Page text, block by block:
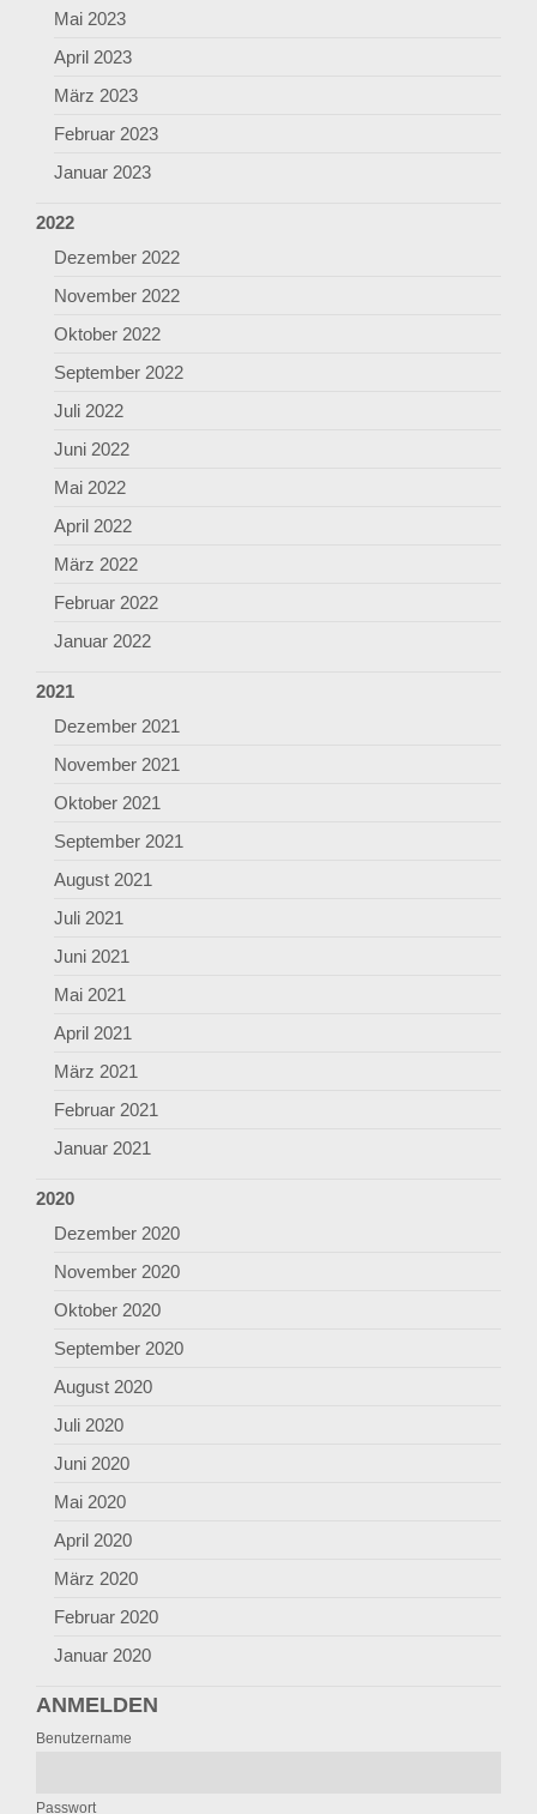
Mai 2023
April 2023
März 2023
Februar 2023
Januar 2023
2022
Dezember 2022
November 2022
Oktober 2022
September 2022
Juli 2022
Juni 2022
Mai 2022
April 2022
März 2022
Februar 2022
Januar 2022
2021
Dezember 2021
November 2021
Oktober 2021
September 2021
August 2021
Juli 2021
Juni 2021
Mai 2021
April 2021
März 2021
Februar 2021
Januar 2021
2020
Dezember 2020
November 2020
Oktober 2020
September 2020
August 2020
Juli 2020
Juni 2020
Mai 2020
April 2020
März 2020
Februar 2020
Januar 2020
ANMELDEN
Benutzername
Passwort